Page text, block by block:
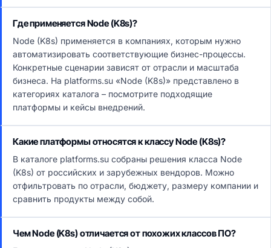
Где применяется Node (K8s)?
Node (K8s) применяется в компаниях, которым нужно
автоматизировать соответствующие бизнес-процессы.
Конкретные сценарии зависят от отрасли и масштаба
бизнеса. На platforms.su «Node (K8s)» представлено в
категориях каталога – посмотрите подходящие
платформы и кейсы внедрений.
Какие платформы относятся к классу Node (K8s)?
В каталоге platforms.su собраны решения класса Node
(K8s) от российских и зарубежных вендоров. Можно
отфильтровать по отрасли, бюджету, размеру компании и
сравнить продукты между собой.
Чем Node (K8s) отличается от похожих классов ПО?